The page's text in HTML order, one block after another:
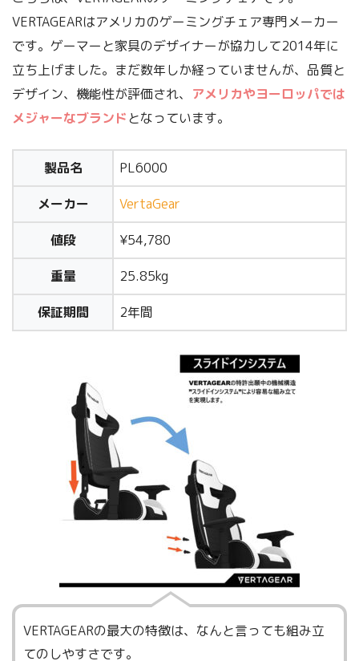
VERTAGEARはアメリカのゲーミングチェア専門メーカー
です。ゲーマーと家具のデザイナーが協力して2014年に
立ち上げました。まだ数年しか経っていませんが、品質と
デザイン、機能性が評価され、 アメリカやヨーロッパでは
メジャーなブランドとなっています。
製品名 PL6000
メーカー VertaGear
値段 ¥54,780
重量 25.85kg
保証期間 2年間
VERTAGEARの最大の特徴は、なんと言っても組み立
てのしやすさです。